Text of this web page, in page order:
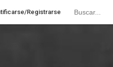
Registrarse